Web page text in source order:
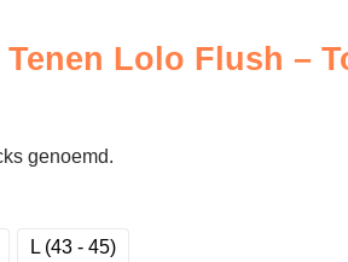
Lolo Flush –
genoemd.
L (43 - 45)